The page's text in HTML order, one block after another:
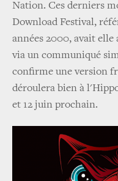
Nation. Ces derniers
Download Festival,
années 2000, avait elle
via un communiqué
confirme une version
déroulera bien à
et 12 juin prochain.